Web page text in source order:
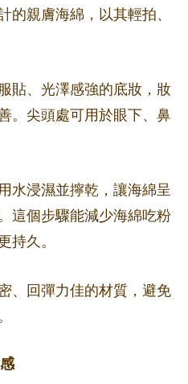
的親膚海綿，以其輕拍、
貼、光澤感強的底妝，妝
。尖頭處可用於眼下、鼻
水浸濕並擰乾，讓海綿呈
這個步驟能減少海綿吃粉
持久。
、回彈力佳的材質，避免